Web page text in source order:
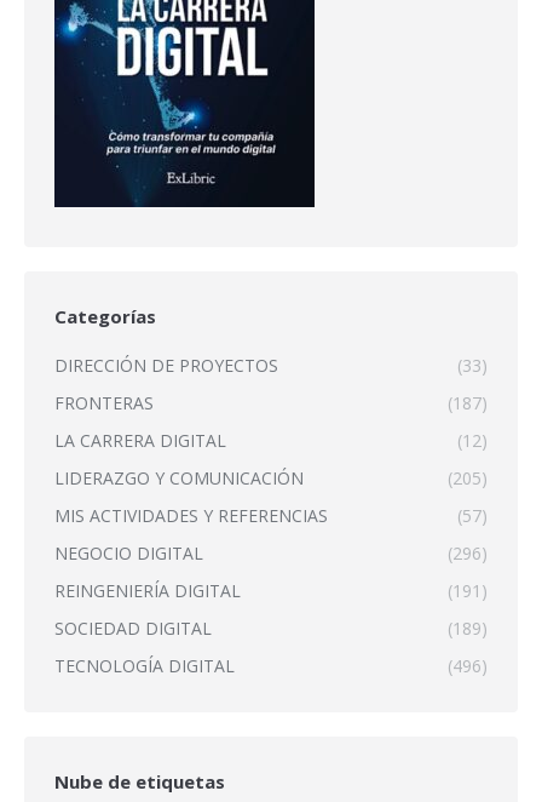
Categorías
DIRECCIÓN DE PROYECTOS
(33)
FRONTERAS
(187)
LA CARRERA DIGITAL
(12)
LIDERAZGO Y COMUNICACIÓN
(205)
MIS ACTIVIDADES Y REFERENCIAS
(57)
NEGOCIO DIGITAL
(296)
REINGENIERÍA DIGITAL
(191)
SOCIEDAD DIGITAL
(189)
TECNOLOGÍA DIGITAL
(496)
Nube de etiquetas